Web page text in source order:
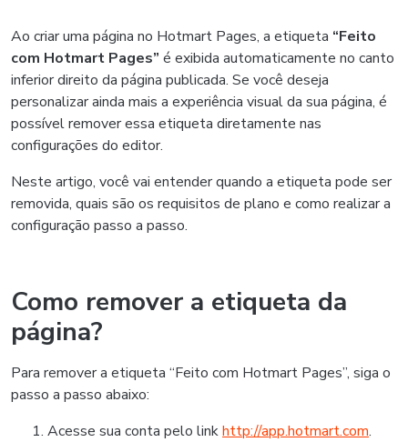
Ao criar uma página no Hotmart Pages, a etiqueta “Feito
com Hotmart Pages” é exibida automaticamente no canto
inferior direito da página publicada. Se você deseja
personalizar ainda mais a experiência visual da sua página, é
possível remover essa etiqueta diretamente nas
configurações do editor.
Neste artigo, você vai entender quando a etiqueta pode ser
removida, quais são os requisitos de plano e como realizar a
configuração passo a passo.
Como remover a etiqueta da
página?
Para remover a etiqueta “Feito com Hotmart Pages”, siga o
passo a passo abaixo:
Acesse sua conta pelo linkhttp://app.hotmart.com.